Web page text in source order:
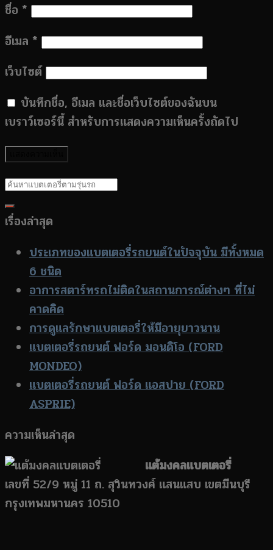
ชื่อ *
อีเมล *
เว็บไซต์
บันทึกชื่อ, อีเมล และชื่อเว็บไซต์ของฉันบน
เบราว์เซอร์นี้ สำหรับการแสดงความเห็นครั้งถัดไป
เรื่องล่าสุด
ประเภทของแบตเตอรี่รถยนต์ในปัจจุบัน มีทั้งหมด
6 ชนิด
อาการสตาร์ทรถไม่ติดในสถานการณ์ต่างๆ ที่ไม่
คาดคิด
การดูแลรักษาแบตเตอรี่ให้มีอายุยาวนาน
แบตเตอรี่รถยนต์ ฟอร์ด มอนดิโอ (FORD
MONDEO)
แบตเตอรี่รถยนต์ ฟอร์ด แอสปาย (FORD
ASPRIE)
ความเห็นล่าสุด
แต้มงคลแบตเตอรี่
เลขที่ 52/9 หมู่ 11 ถ. สุวินทวงศ์ แสนแสบ เขตมีนบุรี
กรุงเทพมหานคร 10510